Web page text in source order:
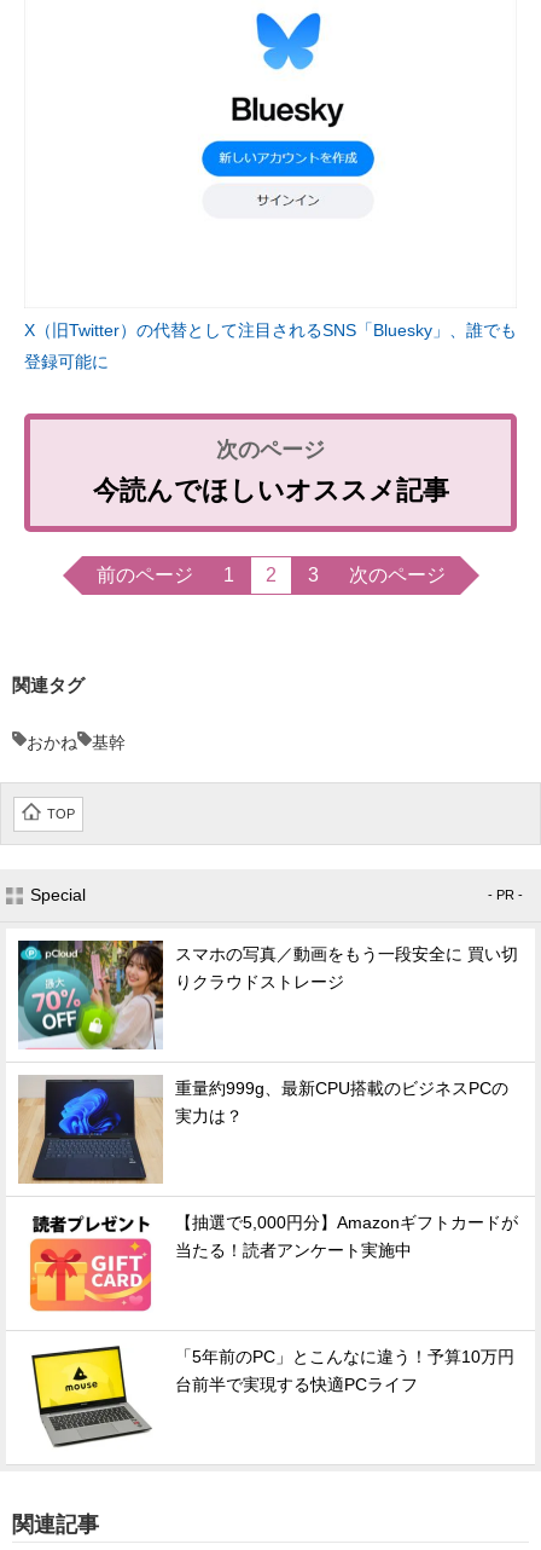
X（旧Twitter）の代替として注目されるSNS「Bluesky」、誰でも
登録可能に
今読んでほしいオススメ記事
前のページ 1 2 3 次のページ
関連タグ
おかね 基幹
TOP
Special - PR -
スマホの写真／動画をもう一段安全に 買い切
りクラウドストレージ
重量約999g、最新CPU搭載のビジネスPCの
実力は？
【抽選で5,000円分】Amazonギフトカードが
当たる！読者アンケート実施中
「5年前のPC」とこんなに違う！予算10万円
台前半で実現する快適PCライフ
関連記事